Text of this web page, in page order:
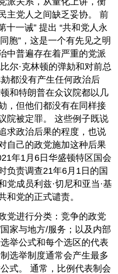
主党人之间缺乏妥协。 前
十一诫” 提出 “共和党人永
胞”，这是一个有先见之明
中普遍存在着严重的党派
尔·克林顿的弹劾和对前总
都没有产生任何政治后
和特朗普在众议院都以几
，但他们都没有在同样接
院被定罪。 这些例子既说
求政治后果的程度，也说
自己的政党施加这种后果
年1月6日华盛顿特区国会
负责调查21年6月1日的国
党成员利兹·切尼和亚当·基
和党的正式谴责。
党进行分类：竞争的政党
家与地方/服务；以及内部
举公式和每个选区的代表
选举制度通常会产生最多
式。 通常，比例代表制会